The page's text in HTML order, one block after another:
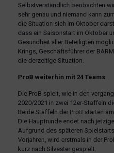
Selbstverständlich beobachten
sehr genau und niemand kann
die Situation sich im Oktober
dass ein Saisonstart im Oktober
Gesundheit aller Beteiligten
Krings, Geschäftsführer der
die derzeitige Situation.
ProB weiterhin mit 24 Teams
Die ProB spielt, wie in den
2020/2021 in zwei 12er-Staffeln
Beide Staffeln der ProB starten
Die Hauptrunde endet nach
Aufgrund des späteren
Vorjahren, wird erstmals in der
kurz nach Silvester gespielt.